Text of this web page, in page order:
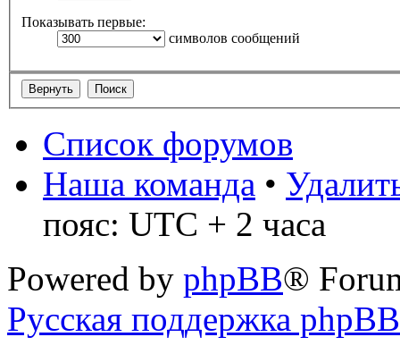
Показывать первые:
символов сообщений
Список форумов
Наша команда •
пояс: UTC + 2 часа
Powered by phpBB®
Русская поддержка phpBB